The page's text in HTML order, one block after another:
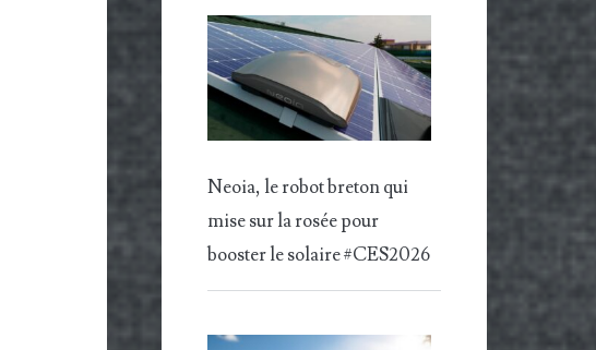
Neoia, le robot breton qui
mise sur la rosée pour
booster le solaire #CES2026